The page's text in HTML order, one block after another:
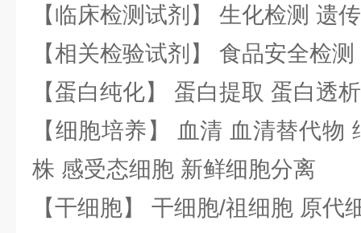
【临床检测试剂】 生化检测 遗
【相关检验试剂】 食品安全检
【蛋白纯化】 蛋白提取 蛋白透
【细胞培养】 血清 血清替代物
株 感受态细胞 新鲜细胞分离
【干细胞】 干细胞/祖细胞 原代